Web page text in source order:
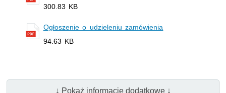
300.83 KB
Ogłoszenie o udzieleniu zamówienia
94.63 KB
↓ Pokaż informacje dodatkowe ↓